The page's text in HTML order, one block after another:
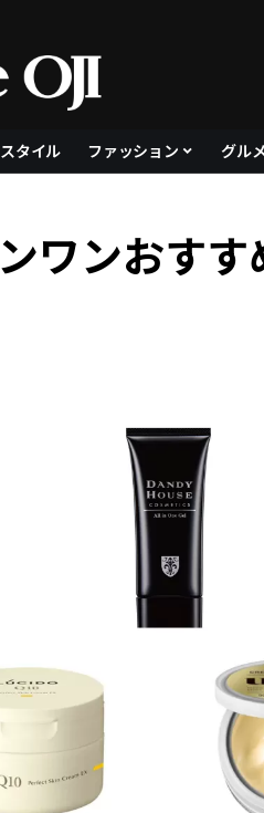
タイル ファッション グル
ワンおす